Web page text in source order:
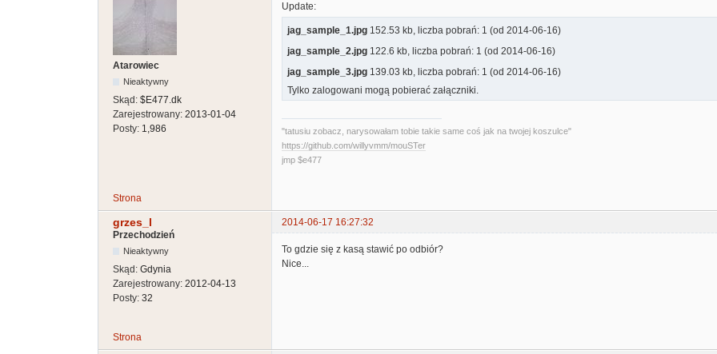
Atarowiec
Nieaktywny
Skąd: $E477.dk
Zarejestrowany: 2013-01-04
Posty: 1,986
Update:
jag_sample_1.jpg 152.53 kb, liczba pobrań: 1 (od 2014-06-16)
jag_sample_2.jpg 122.6 kb, liczba pobrań: 1 (od 2014-06-16)
jag_sample_3.jpg 139.03 kb, liczba pobrań: 1 (od 2014-06-16)
Tylko zalogowani mogą pobierać załączniki.
"tatusiu zobacz, narysowałam tobie takie same coś jak na twojej koszulce"
https://github.com/willyvmm/mouSTer
jmp $e477
Strona
grzes_l
2014-06-17 16:27:32
Przechodzień
Nieaktywny
Skąd: Gdynia
Zarejestrowany: 2012-04-13
Posty: 32
To gdzie się z kasą stawić po odbiór?
Nice...
Strona